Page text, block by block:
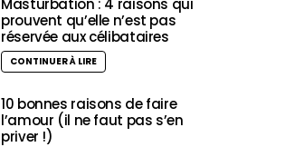
prouvent qu’elle n’est pas
réservée aux célibataires
CONTINUER À LIRE
10 bonnes raisons de faire
l’amour (il ne faut pas s’en
priver !)